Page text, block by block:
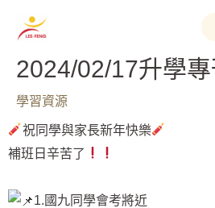
容
2024/02/17升學專
學習資源
祝同學與家長新年快樂
補班日辛苦了
1.國九同學會考將近